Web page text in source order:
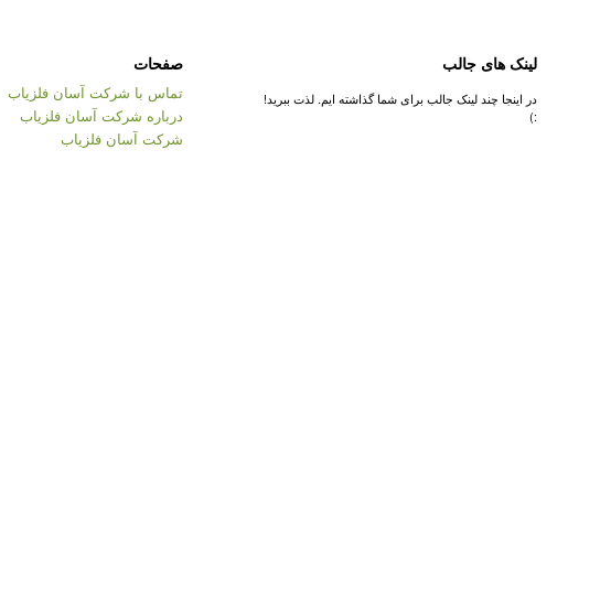
لینک های جالب
در اینجا چند لینک جالب برای شما گذاشته ایم. لذت ببرید!
:)
صفحات
تماس با شرکت آسان فلزیاب
درباره شرکت آسان فلزیاب
شرکت آسان فلزیاب